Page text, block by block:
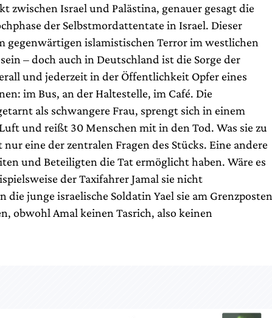
zwischen Israel und Palästina, genauer gesagt die
der Selbstmordattentate in Israel. Dieser
gegenwärtigen islamistischen Terror im westlichen
– doch auch in Deutschland ist die Sorge der
und jederzeit in der Öffentlichkeit Opfer eines
im Bus, an der Haltestelle, im Café. Die
als schwangere Frau, sprengt sich in einem
und reißt 30 Menschen mit in den Tod. Was sie zu
eine der zentralen Fragen des Stücks. Eine andere
und Beteiligten die Tat ermöglicht haben. Wäre es
der Taxifahrer Jamal sie nicht
die junge israelische Soldatin Yael sie am Grenzposten
obwohl Amal keinen Tasrich, also keinen